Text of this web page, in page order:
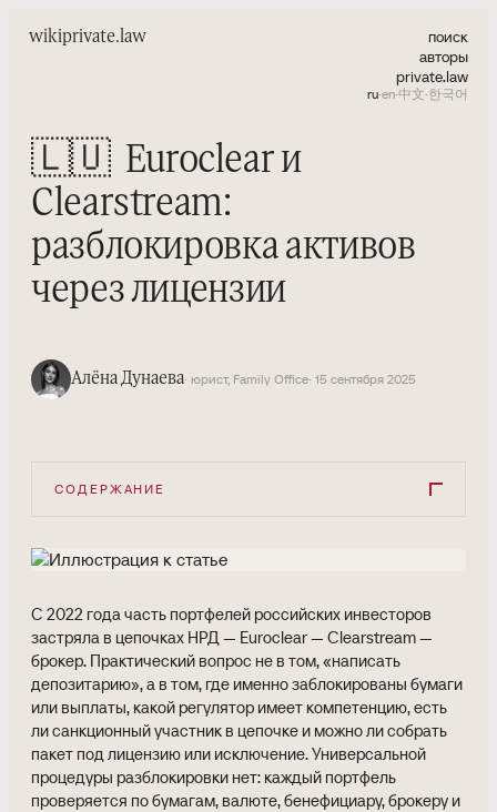
wikiprivate.law
поиск
авторы
private.law
ru·en·中文·한국어
🇱🇺 Euroclear и
Clearstream:
разблокировка активов
через лицензии
Алёна Дунаева· юрист, Family Office· 15 сентября 2025
СОДЕРЖАНИЕ
С 2022 года часть портфелей российских инвесторов
застряла в цепочках НРД — Euroclear — Clearstream —
брокер. Практический вопрос не в том, «написать
депозитарию», а в том, где именно заблокированы бумаги
или выплаты, какой регулятор имеет компетенцию, есть
ли санкционный участник в цепочке и можно ли собрать
пакет под лицензию или исключение. Универсальной
процедуры разблокировки нет: каждый портфель
проверяется по бумагам, валюте, бенефициару, брокеру и